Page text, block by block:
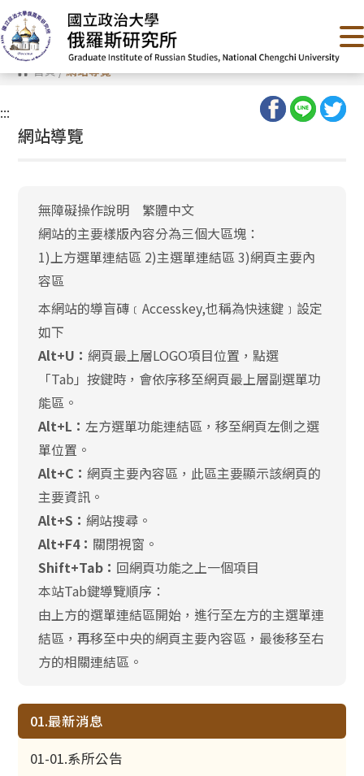
跳
到
主
要
內
容 首頁/網站導覽
:::
網站導覽
無障礙操作說明 繁體中文
網站的主要樣版內容分為三個大區塊：
1)上方選單連結區 2)主選單連結區 3)網頁主要內
容區
本網站的導盲磚﹝Accesskey,也稱為快速鍵﹞設定
如下
Alt+U：網頁最上層LOGO項目位置，點選
「Tab」按鍵時，會依序移至網頁最上層副選單功
能區。
Alt+L：左方選單功能連結區，移至網頁左側之選
單位置。
Alt+C：網頁主要內容區，此區主要顯示該網頁的
主要資訊。
Alt+S：網站搜尋。
Alt+F4： 關閉視窗。
Shift+Tab： 回網頁功能之上一個項目
本站Tab鍵導覽順序：
由上方的選單連結區開始，進行至左方的主選單連
結區，再移至中央的網頁主要內容區，最後移至右
方的相關連結區。
01.最新消息
01-01.系所公告